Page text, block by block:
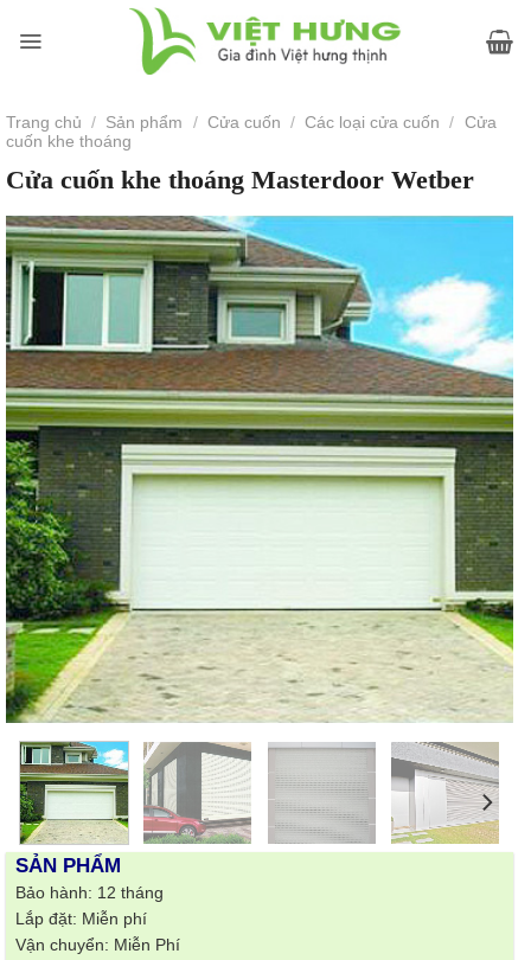
Trang chủ / Sản phẩm / Cửa cuốn / Các loại cửa cuốn / Cửa
cuốn khe thoáng
Cửa cuốn khe thoáng Masterdoor Wetber
SẢN PHẨM
Bảo hành: 12 tháng
Lắp đặt: Miễn phí
Vận chuyển: Miễn Phí